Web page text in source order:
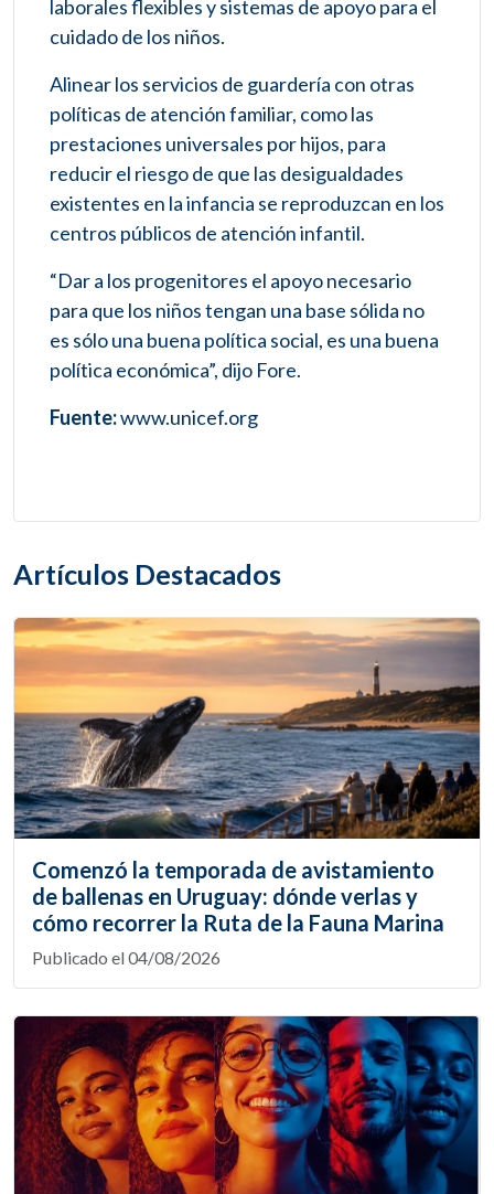
laborales flexibles y sistemas de apoyo para el
cuidado de los niños.
Alinear los servicios de guardería con otras
políticas de atención familiar, como las
prestaciones universales por hijos, para
reducir el riesgo de que las desigualdades
existentes en la infancia se reproduzcan en los
centros públicos de atención infantil.
“Dar a los progenitores el apoyo necesario
para que los niños tengan una base sólida no
es sólo una buena política social, es una buena
política económica”, dijo Fore.
Fuente:www.unicef.org
Artículos Destacados
Comenzó la temporada de avistamiento
de ballenas en Uruguay: dónde verlas y
cómo recorrer la Ruta de la Fauna Marina
Publicado el 04/08/2026